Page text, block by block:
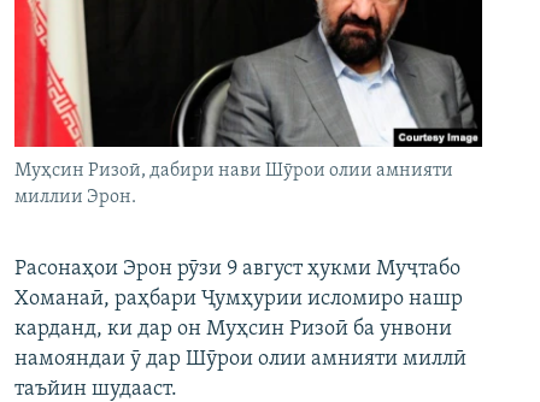
Муҳсин Ризоӣ, дабири нави Шӯрои олии амнияти
миллии Эрон.
Расонаҳои Эрон рӯзи 9 август ҳукми Муҷтабо
Хоманаӣ, раҳбари Ҷумҳурии исломиро нашр
карданд, ки дар он Муҳсин Ризоӣ ба унвони
намояндаи ӯ дар Шӯрои олии амнияти миллӣ
таъйин шудааст.